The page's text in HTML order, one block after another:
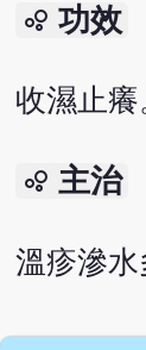
bubble_chart 功效
收濕止癢
bubble_chart 主治
溫疹滲水